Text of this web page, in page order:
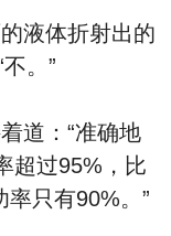
液体折射出的
。”
道：“准确地
超过95%，比
只有90%。”